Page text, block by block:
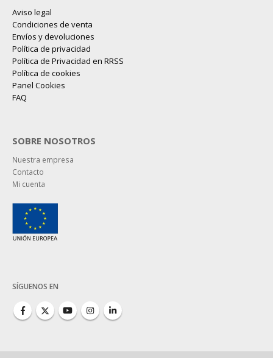
Aviso legal
Condiciones de venta
Envíos y devoluciones
Política de privacidad
Política de Privacidad en RRSS
Política de cookies
Panel Cookies
FAQ
SOBRE NOSOTROS
Nuestra empresa
Contacto
Mi cuenta
SÍGUENOS EN